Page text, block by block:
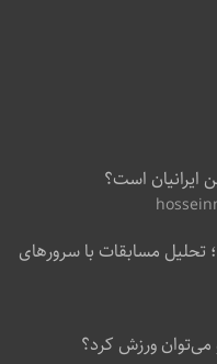
ایرانیان است؟
مسابقات با سرورهای
می‌توان ورزش کرد؟